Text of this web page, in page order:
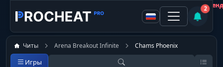
2
Читы Arena Breakout Infinite Chams Phoenix
Игры
Не
Не
Не
Не
Не
Не